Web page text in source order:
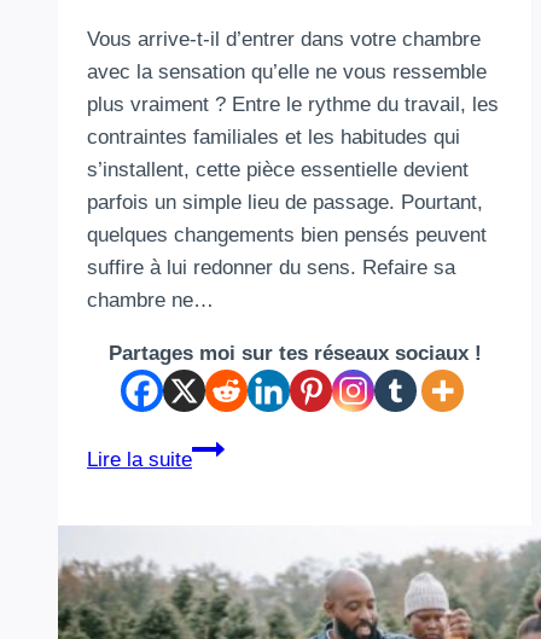
Vous arrive-t-il d’entrer dans votre chambre
avec la sensation qu’elle ne vous ressemble
plus vraiment ? Entre le rythme du travail, les
contraintes familiales et les habitudes qui
s’installent, cette pièce essentielle devient
parfois un simple lieu de passage. Pourtant,
quelques changements bien pensés peuvent
suffire à lui redonner du sens. Refaire sa
chambre ne…
Partages moi sur tes réseaux sociaux !
Lire la suite
Refaire
un
petit